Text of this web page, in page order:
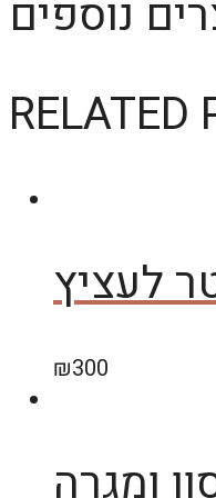
נוספים
RELATED
לעציץ
₪300
ומגרה